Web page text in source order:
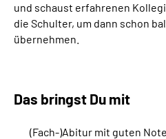
und schaust erfahrenen
die Schulter, um dann schon
übernehmen.
Das bringst Du mit
(Fach-)Abitur mit guten